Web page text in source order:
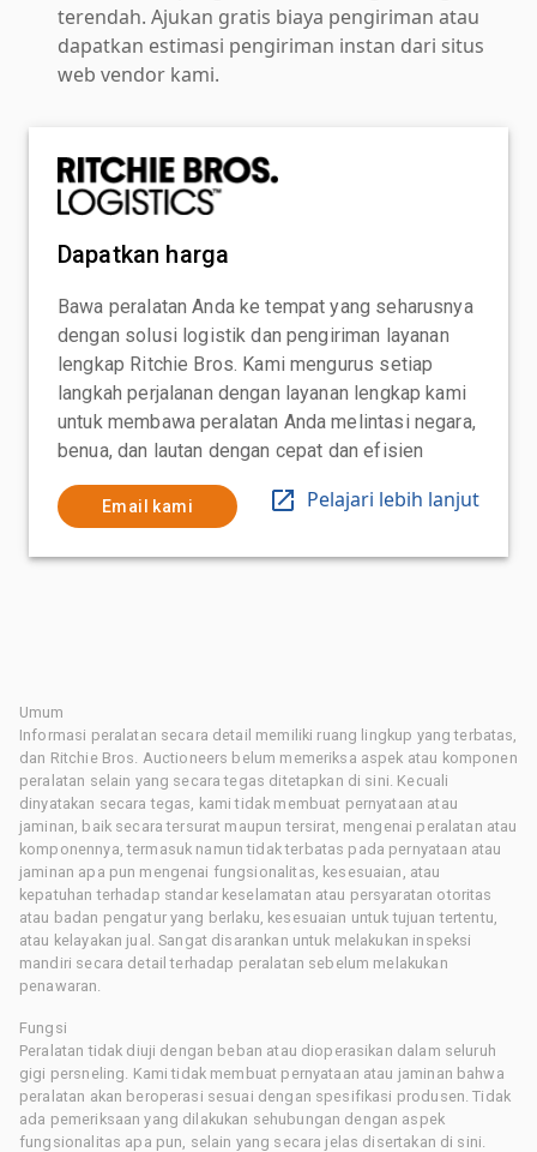
terendah. Ajukan gratis biaya pengiriman atau
dapatkan estimasi pengiriman instan dari situs
web vendor kami.
Dapatkan harga
Bawa peralatan Anda ke tempat yang seharusnya
dengan solusi logistik dan pengiriman layanan
lengkap Ritchie Bros. Kami mengurus setiap
langkah perjalanan dengan layanan lengkap kami
untuk membawa peralatan Anda melintasi negara,
benua, dan lautan dengan cepat dan efisien
Email kami Pelajari lebih lanjut
Umum
Informasi peralatan secara detail memiliki ruang lingkup yang terbatas,
dan Ritchie Bros. Auctioneers belum memeriksa aspek atau komponen
peralatan selain yang secara tegas ditetapkan di sini. Kecuali
dinyatakan secara tegas, kami tidak membuat pernyataan atau
jaminan, baik secara tersurat maupun tersirat, mengenai peralatan atau
komponennya, termasuk namun tidak terbatas pada pernyataan atau
jaminan apa pun mengenai fungsionalitas, kesesuaian, atau
kepatuhan terhadap standar keselamatan atau persyaratan otoritas
atau badan pengatur yang berlaku, kesesuaian untuk tujuan tertentu,
atau kelayakan jual. Sangat disarankan untuk melakukan inspeksi
mandiri secara detail terhadap peralatan sebelum melakukan
penawaran.
Fungsi
Peralatan tidak diuji dengan beban atau dioperasikan dalam seluruh
gigi persneling. Kami tidak membuat pernyataan atau jaminan bahwa
peralatan akan beroperasi sesuai dengan spesifikasi produsen. Tidak
ada pemeriksaan yang dilakukan sehubungan dengan aspek
fungsionalitas apa pun, selain yang secara jelas disertakan di sini.